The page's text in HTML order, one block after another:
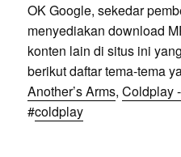
OK Google, sekedar
menyediakan download
konten lain di situs ini
berikut daftar tema-tema
Another’s Arms, Coldplay
#coldplay